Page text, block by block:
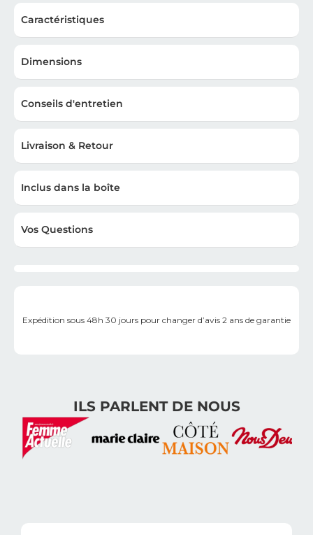
Caractéristiques
Dimensions
Conseils d'entretien
Livraison & Retour
Inclus dans la boîte
Vos Questions
Expédition sous 48h 30 jours pour changer d’avis 2 ans de garantie
ILS PARLENT DE NOUS